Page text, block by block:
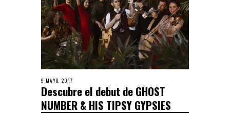
9 MAYO, 2017
Descubre el debut de GHOST
NUMBER & HIS TIPSY GYPSIES